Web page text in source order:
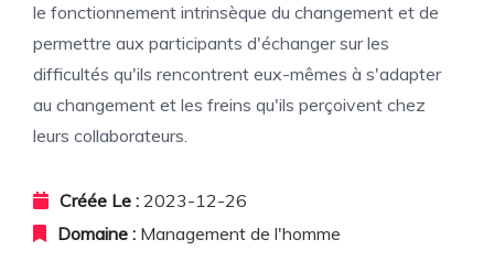
le fonctionnement intrinsèque du changement et de
permettre aux participants d'échanger sur les
difficultés qu'ils rencontrent eux-mêmes à s'adapter
au changement et les freins qu'ils perçoivent chez
leurs collaborateurs.
Créée Le : 2023-12-26
Domaine : Management de l'homme